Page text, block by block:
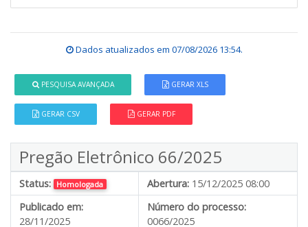
Dados atualizados em 07/08/2026 13:54.
PESQUISA AVANÇADA GERAR XLS
GERAR CSV GERAR PDF
Pregão Eletrônico 66/2025
Status: Homologada Abertura: 15/12/2025 08:00
Publicado em:
28/11/2025
Número do processo:
0066/2025